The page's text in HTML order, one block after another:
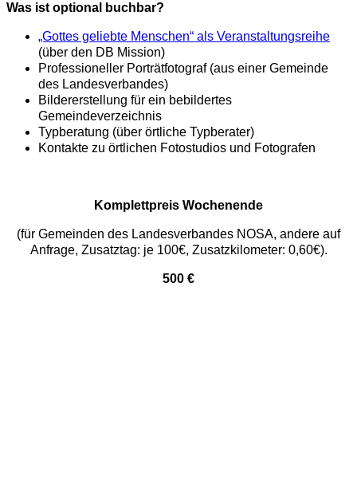
Was ist optional buchbar?
„Gottes geliebte Menschen“ als Veranstaltungsreihe
(über den DB Mission)
Professioneller Porträtfotograf (aus einer Gemeinde
des Landesverbandes)
Bildererstellung für ein bebildertes
Gemeindeverzeichnis
Typberatung (über örtliche Typberater)
Kontakte zu örtlichen Fotostudios und Fotografen
Komplettpreis Wochenende
(für Gemeinden des Landesverbandes NOSA, andere auf
Anfrage, Zusatztag: je 100€, Zusatzkilometer: 0,60€).
500 €